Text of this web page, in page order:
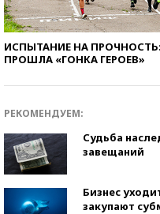
ИСПЫТАНИЕ НА
ПРОШЛА «ГОНКА ГЕРОЕВ»
РЕКОМЕНДУЕМ:
Судьба
завещаний
Бизнес
закупают